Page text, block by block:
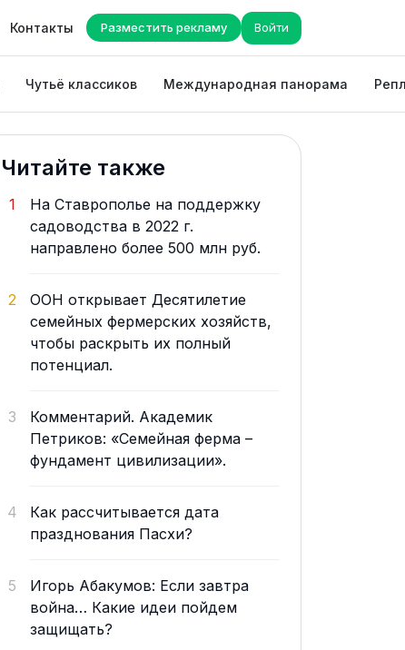
Контакты Разместить рекламу Войти
Чутьё классиков Международная панорама
Читайте также
1
На Ставрополье на поддержку
садоводства в 2022 г.
направлено более 500 млн руб.
2
ООН открывает Десятилетие
семейных фермерских хозяйств,
чтобы раскрыть их полный
потенциал.
3
Комментарий. Академик
Петриков: «Семейная ферма –
фундамент цивилизации».
4
Как рассчитывается дата
празднования Пасхи?
5
Игорь Абакумов: Если завтра
война… Какие идеи пойдем
защищать?